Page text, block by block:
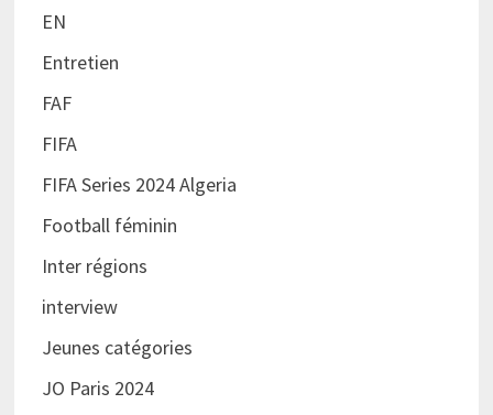
EN
Entretien
FAF
FIFA
FIFA Series 2024 Algeria
Football féminin
Inter régions
interview
Jeunes catégories
JO Paris 2024